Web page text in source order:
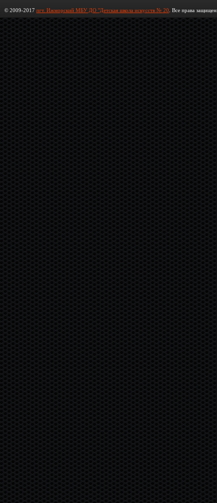
© 2009-2017 пгт. Ижморский МБУ ДО "Детская школа искусств № 20 . Все права